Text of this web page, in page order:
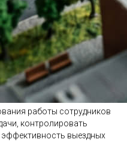
работы сотрудников
контролировать
выездных